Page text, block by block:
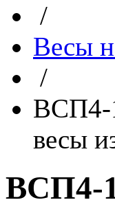
/
Весы
/
ВСП4-
весы
ВСП4-